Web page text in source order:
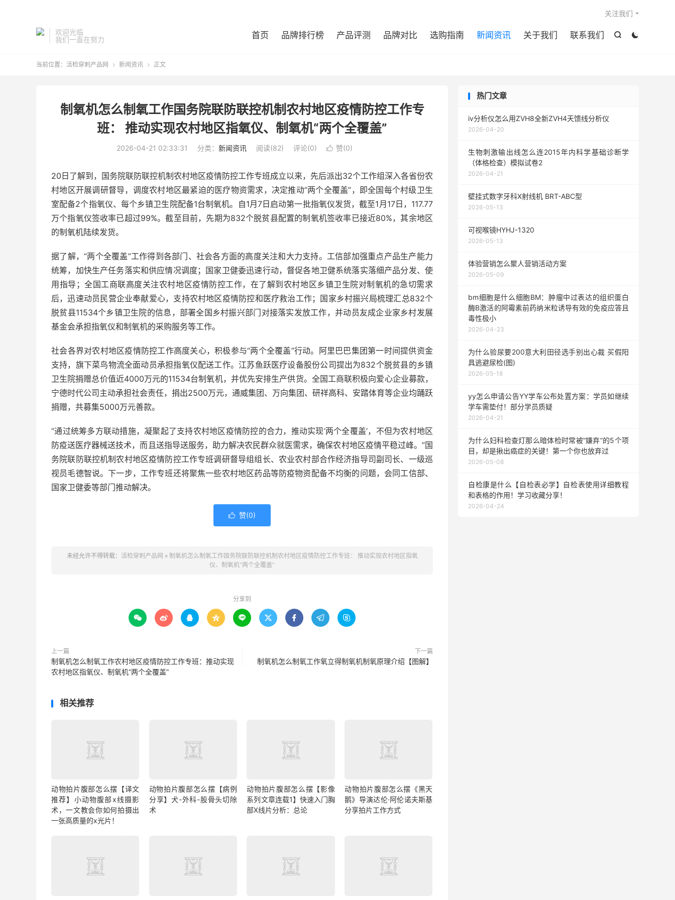
欢迎光临
我们一直在努力


首页 品牌排行榜 产品评测 品牌对比 选购指南 新闻资讯 关于我们 联系我们
关注我们
当前位置： 活检穿刺产品网  新闻资讯  正文
制氧机怎么制氧工作国务院联防联控机制农村地区疫情防控工作专
班： 推动实现农村地区指氧仪、制氧机“两个全覆盖”
2026-04-21 02:33:31 分类： 新闻资讯 阅读(82) 评论(0)  赞(0)
20日了解到，国务院联防联控机制农村地区疫情防控工作专班成立以来，先后派出32个工作组深入各省份农
村地区开展调研督导，调度农村地区最紧迫的医疗物资需求，决定推动“两个全覆盖”，即全国每个村级卫生
室配备2个指氧仪、每个乡镇卫生院配备1台制氧机。自1月7日启动第一批指氧仪发货，截至1月17日，117.77
万个指氧仪签收率已超过99%。截至目前，先期为832个脱贫县配置的制氧机签收率已接近80%，其余地区
的制氧机陆续发货。
据了解，“两个全覆盖”工作得到各部门、社会各方面的高度关注和大力支持。工信部加强重点产品生产能力
统筹，加快生产任务落实和供应情况调度；国家卫健委迅速行动，督促各地卫健系统落实落细产品分发、使
用指导；全国工商联高度关注农村地区疫情防控工作，在了解到农村地区乡镇卫生院对制氧机的急切需求
后，迅速动员民营企业奉献爱心，支持农村地区疫情防控和医疗救治工作；国家乡村振兴局梳理汇总832个
脱贫县11534个乡镇卫生院的信息，部署全国乡村振兴部门对接落实发放工作，并动员友成企业家乡村发展
基金会承担指氧仪和制氧机的采购服务等工作。
社会各界对农村地区疫情防控工作高度关心，积极参与“两个全覆盖”行动。阿里巴巴集团第一时间提供资金
支持，旗下菜鸟物流全面动员承担指氧仪配送工作。江苏鱼跃医疗设备股份公司提出为832个脱贫县的乡镇
卫生院捐赠总价值近4000万元的11534台制氧机，并优先安排生产供货。全国工商联积极向爱心企业募款，
宁德时代公司主动承担社会责任，捐出2500万元，通威集团、万向集团、研祥高科、安踏体育等企业均踊跃
捐赠，共募集5000万元善款。
“通过统筹多方联动措施，凝聚起了支持农村地区疫情防控的合力，推动实现‘两个全覆盖’，不但为农村地区
防疫送医疗器械送技术，而且送指导送服务，助力解决农民群众就医需求，确保农村地区疫情平稳过峰。”国
务院联防联控机制农村地区疫情防控工作专班调研督导组组长、农业农村部合作经济指导司副司长、一级巡
视员毛德智说。下一步，工作专班还将聚焦一些农村地区药品等防疫物资配备不均衡的问题，会同工信部、
国家卫健委等部门推动解决。
 赞(0)
未经允许不得转载： 活检穿刺产品网 » 制氧机怎么制氧工作国务院联防联控机制农村地区疫情防控工作专班： 推动实现农村地区指氧
仪、制氧机“两个全覆盖”
分享到
        
上一篇
制氧机怎么制氧工作农村地区疫情防控工作专班：推动实现
农村地区指氧仪、制氧机“两个全覆盖”
下一篇
制氧机怎么制氧工作氧立得制氧机制氧原理介绍【图解】
相关推荐
动物拍片腹部怎么摆【译文
推荐】小动物腹部x线摄影
术，一文教会你如何拍摄出
一张高质量的x光片！
动物拍片腹部怎么摆【病例
分享】犬-外科-股骨头切除
术
动物拍片腹部怎么摆【影像
系列文章连载1】快速入门胸
部X线片分析：总论
动物拍片腹部怎么摆《黑天
鹅》导演达伦·阿伦诺夫斯基
分享拍片工作方式
热门文章
iv分析仪怎么用ZVH8全新ZVH4天馈线分析仪
2026-04-20
生物刺激输出线怎么连2015年内科学基础诊断学
（体格检查）模拟试卷2
2026-04-21
壁挂式数字牙科X射线机 BRT-ABC型
2026-05-13
可视喉镜HYHJ-1320
2026-05-13
体验营销怎么聚人营销活动方案
2026-05-09
bm细胞是什么细胞BM：肿瘤中过表达的组织蛋白
酶B激活的阿霉素前药纳米粒诱导有效的免疫应答且
毒性极小
2026-04-23
为什么验尿要200意大利田径选手别出心裁 买假阳
具逃避尿检(图)
2026-05-18
yy怎么申请公告YY学车公布处置方案：学员如继续
学车需垫付！部分学员质疑
2026-04-21
为什么妇科检查灯那么暗体检时常被“嫌弃”的5个项
目，却是揪出癌症的关键！第一个你也放弃过
2026-05-08
自检康是什么【自检表必学】自检表使用详细教程
和表格的作用！学习收藏分享！
2026-04-24